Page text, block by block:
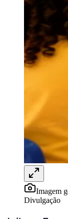
Bragantino
Imagem
Divulgação